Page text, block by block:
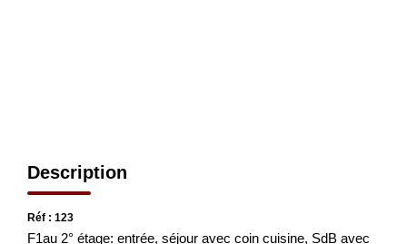
Description
Réf : 123
F1au 2° étage: entrée, séjour avec coin cuisine, SdB avec